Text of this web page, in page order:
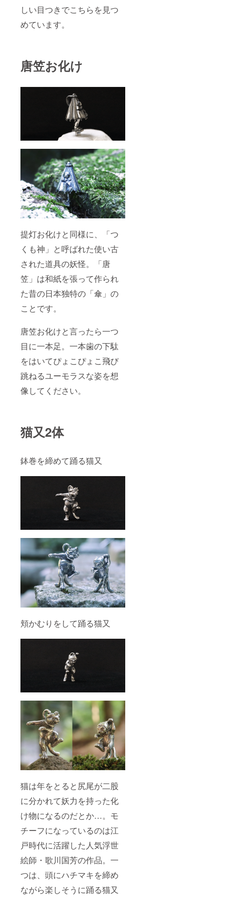
しい目つきでこちらを見つ
めています。
唐笠お化け
提灯お化けと同様に、「つ
くも神」と呼ばれた使い古
された道具の妖怪。「唐
笠」は和紙を張って作られ
た昔の日本独特の「傘」の
ことです。
唐笠お化けと言ったら一つ
目に一本足。一本歯の下駄
をはいてぴょこぴょこ飛び
跳ねるユーモラスな姿を想
像してください。
猫又2体
鉢巻を締めて踊る猫又
頬かむりをして踊る猫又
猫は年をとると尻尾が二股
に分かれて妖力を持った化
け物になるのだとか…。モ
チーフになっているのは江
戸時代に活躍した人気浮世
絵師・歌川国芳の作品。一
つは、頭にハチマキを締め
ながら楽しそうに踊る猫又